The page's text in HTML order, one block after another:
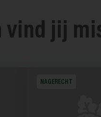
vind jij
NAGERECHT